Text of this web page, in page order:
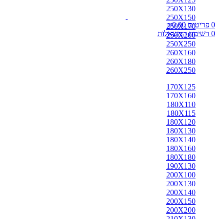
0 פריטים ₪0.00
0 רשימת המשאלות
250X130
250X150
250X170
250X200
250X250
260X160
260X180
260X250
170X125
170X160
180X110
180X115
180X120
180X130
180X140
180X160
180X180
190X130
200X100
200X130
200X140
200X150
200X200
אבאדה
אובוסון
אוזבקי
איספהאן
אנגלי
אפגן
ארדביל
באלוצי
בחטיאר
ביג'אר
בירגאנד
בלגי
ברבר
ג'יג'ים
גאבה
גבה
גוש'אגן
גושאגאן
דורוחש
האגלו
הודי
הולביין
הריז